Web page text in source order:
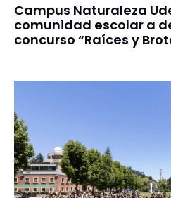
Campus Naturaleza
comunidad escolar a
concurso “Raíces y